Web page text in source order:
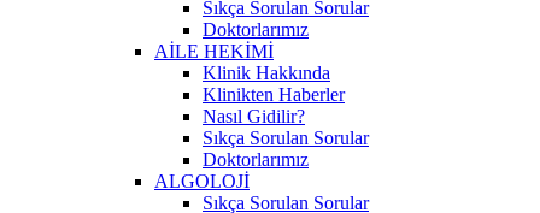
Sıkça Sorulan Sorular
Doktorlarımız
AİLE HEKİMİ
Klinik Hakkında
Klinikten Haberler
Nasıl Gidilir?
Sıkça Sorulan Sorular
Doktorlarımız
ALGOLOJİ
Sıkça Sorulan Sorular